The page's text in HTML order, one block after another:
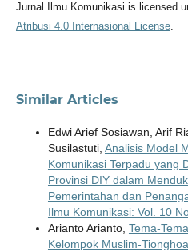
Jurnal Ilmu Komunikasi is licensed
Atribusi 4.0 Internasional License.
Similar Articles
Edwi Arief Sosiawan, Arif
Susilastuti, Analisis Model
Komunikasi Terpadu yang
Provinsi DIY dalam
Pemerintahan dan
Ilmu Komunikasi: Vol. 10
Arianto Arianto, Tema-
Kelompok Muslim-Tionghoa